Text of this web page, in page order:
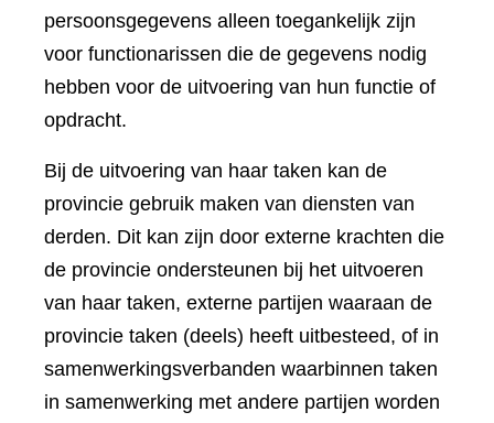
persoonsgegevens alleen toegankelijk zijn
voor functionarissen die de gegevens nodig
hebben voor de uitvoering van hun functie of
opdracht.
Bij de uitvoering van haar taken kan de
provincie gebruik maken van diensten van
derden. Dit kan zijn door externe krachten die
de provincie ondersteunen bij het uitvoeren
van haar taken, externe partijen waaraan de
provincie taken (deels) heeft uitbesteed, of in
samenwerkingsverbanden waarbinnen taken
in samenwerking met andere partijen worden